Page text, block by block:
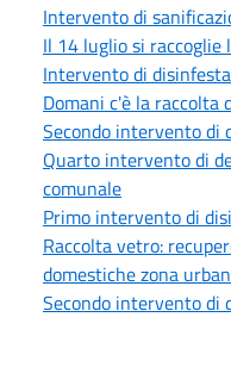
Intervento di
Il 14 luglio si
Intervento di
Domani c'è la raccolta
Secondo intervento di
Quarto intervento di
comunale
Primo intervento di
Raccolta vetro:
domestiche zona
Secondo intervento di